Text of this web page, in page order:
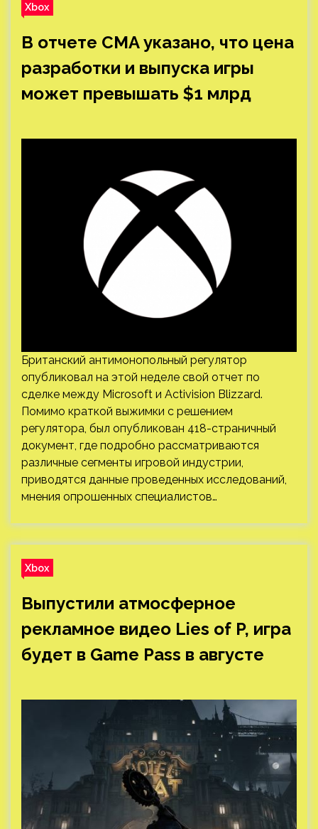
Xbox
В отчете CMA указано, что цена
разработки и выпуска игры
может превышать $1 млрд
Британский антимонопольный регулятор
опубликовал на этой неделе свой отчет по
сделке между Microsoft и Activision Blizzard.
Помимо краткой выжимки с решением
регулятора, был опубликован 418-страничный
документ, где подробно рассматриваются
различные сегменты игровой индустрии,
приводятся данные проведенных исследований,
мнения опрошенных специалистов…
Xbox
Выпустили атмосферное
рекламное видео Lies of P, игра
будет в Game Pass в августе